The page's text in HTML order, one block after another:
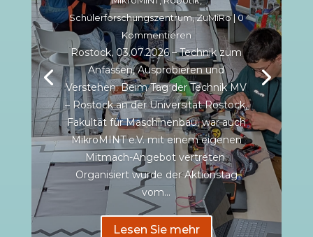
Schülerforschungszentrum,ZuMiRo| 0
Kommentieren
Rostock, 03.07.2026 – Technik zum
Anfassen, Ausprobieren und
Verstehen: Beim Tag der Technik MV
– Rostock an der Universität Rostock,
Fakultät für Maschinenbau, war auch
MikroMINT e.V. mit einem eigenen
Mitmach-Angebot vertreten.
Organisiert wurde der Aktionstag
vom...
Lesen Sie mehr